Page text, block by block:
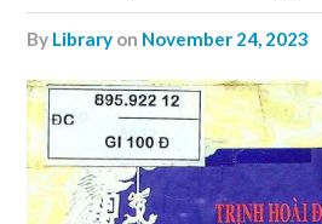
by Library on November 24, 2023